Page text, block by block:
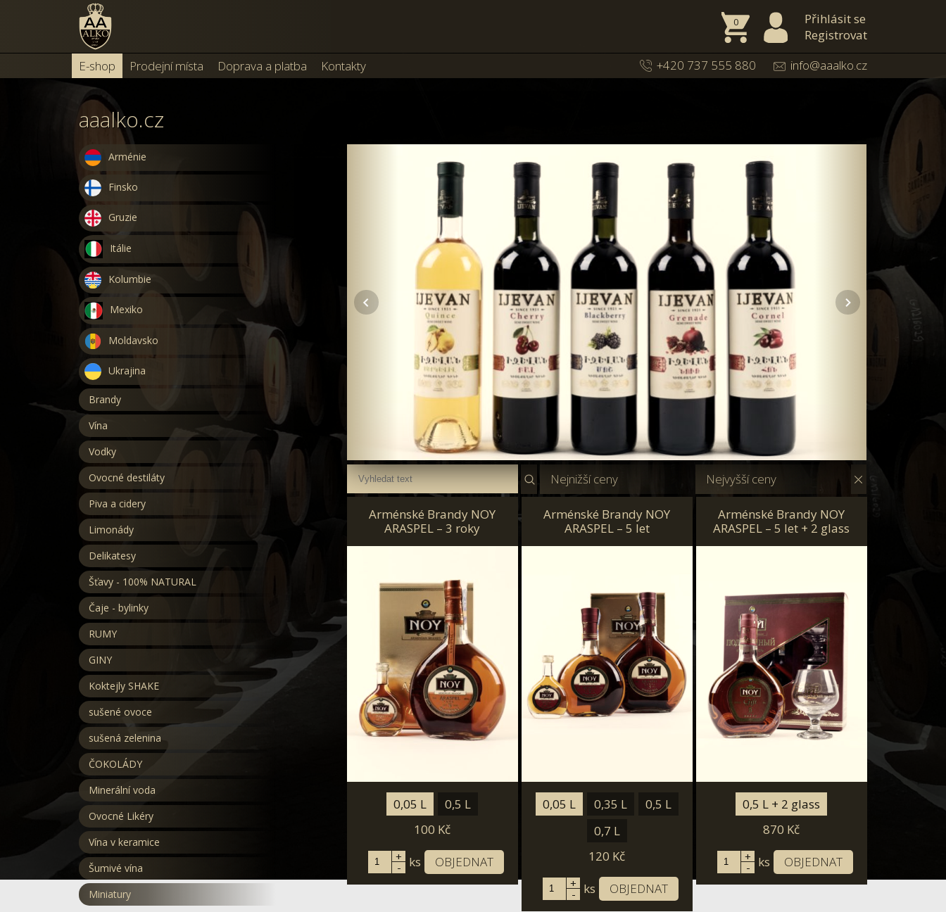
0
Přihlásit se
Registrovat
E-shop
Prodejní místa Doprava a platba Kontakty +420 737 555 880 info@aaalko.cz
aaalko.cz
Arménie
Finsko
Gruzie
Itálie
Kolumbie
Mexiko
Moldavsko
Ukrajina
Brandy
Vína
Vodky
Ovocné destiláty
Piva a cidery
Limonády
Delikatesy
Šťavy - 100% NATURAL
Čaje - bylinky
RUMY
GINY
Koktejly SHAKE
sušené ovoce
sušená zelenina
ČOKOLÁDY
Minerální voda
Ovocné Likéry
Vína v keramice
Šumivé vína
Miniatury
Nejnižší ceny Nejvyšší ceny
Arménské Brandy NOY
ARASPEL – 3 roky
0,05 L
0,5 L
100 Kč
+
- ks OBJEDNAT
Arménské Brandy NOY
ARASPEL – 5 let
0,05 L 0,35 L
0,5 L
0,7 L
120 Kč
+
- ks OBJEDNAT
Arménské Brandy NOY
ARASPEL – 5 let + 2 glass
0,5 L + 2 glass
870 Kč
+
- ks OBJEDNAT